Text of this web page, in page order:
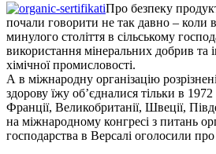
Про безпеку
почали говорити не так давно – коли
минулого століття в сільському
використання мінеральних добрив та
хімічної промисловості.
А в міжнародну організацію
здорову їжу об’єдналися тільки в
Франції, Великобританії, Швеції,
на міжнародному конгресі з питань
господарства в Версалі оголосили